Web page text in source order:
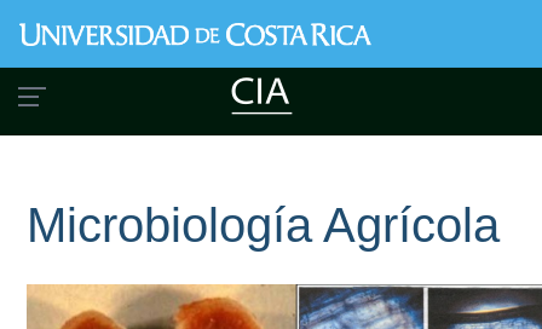
al
contenido
principal
Microbiología Agrícola